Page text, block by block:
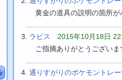
黄金の道具の説明の箇所
ラピス 2015年10月18日
ご指摘ありがとうござい
通りすがりのポケモントレ